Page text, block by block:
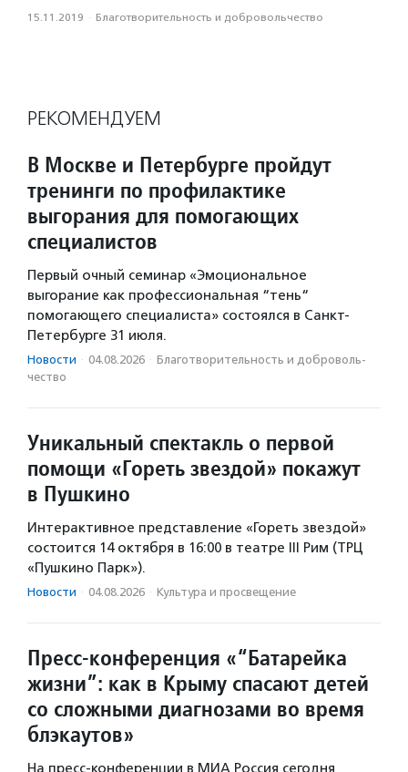
15.11.2019 · Благотвори­тель­ность и доброволь­чест­во
РЕКОМЕНДУЕМ
В Москве и Петербурге пройдут
тренинги по профилактике
выгорания для помогающих
специалистов
Первый очный семинар «Эмоциональное
выгорание как профессиональная “тень“
помогающего специалиста» состоялся в Санкт-
Петербурге 31 июля.
Новости · 04.08.2026 · Благотвори­тель­ность и доброволь­
чест­во
Уникальный спектакль о первой
помощи «Гореть звездой» покажут
в Пушкино
Интерактивное представление «Гореть звездой»
состоится 14 октября в 16:00 в театре III Рим (ТРЦ
«Пушкино Парк»).
Новости · 04.08.2026 · Культура и просвещение
Пресс-конференция «“Батарейка
жизни”: как в Крыму спасают детей
со сложными диагнозами во время
блэкаутов»